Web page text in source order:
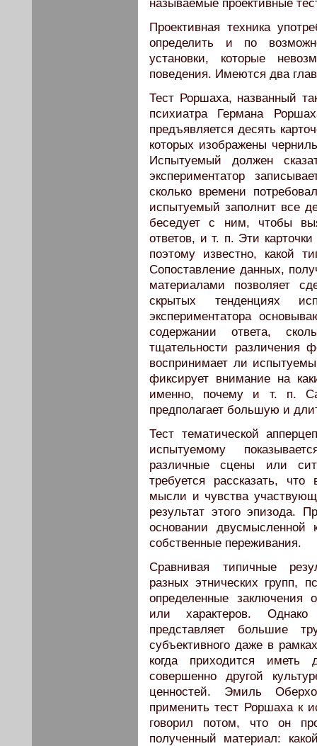
называемые проективные
Проективная техника
определить и по
установки, которые
поведения. Имеются два
Тест Роршаха, названный
психиатра Германа
предъявляется десять
которых изображены
Испытуемый должен
экспериментатор
сколько времени
испытуемый заполнит все
беседует с ним, чтобы
ответов, и т. п. Эти
поэтому известно, какой
Сопоставление данных,
материалами позволяет
скрытых тенденциях
экспериментатора
содержании ответа,
тщательности различения
воспринимает ли
фиксирует внимание на
именно, почему и т. п.
предполагает большую и
Тест тематической
испытуемому
различные сцены или
требуется рассказать,
мысли и чувства
результат этого эпизода.
основании двусмысленной
собственные переживания.
Сравнивая типичные
разных этнических групп,
определенные заключения
или характеров. Однако
представляет большие
субъективного даже в
когда приходится
совершенно другой
ценностей. Эмиль
применить тест Роршаха к
говорил потом, что он
полученный материал: